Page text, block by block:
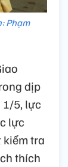
Phạm
dịp
1/5, lực
lực
tra
thích